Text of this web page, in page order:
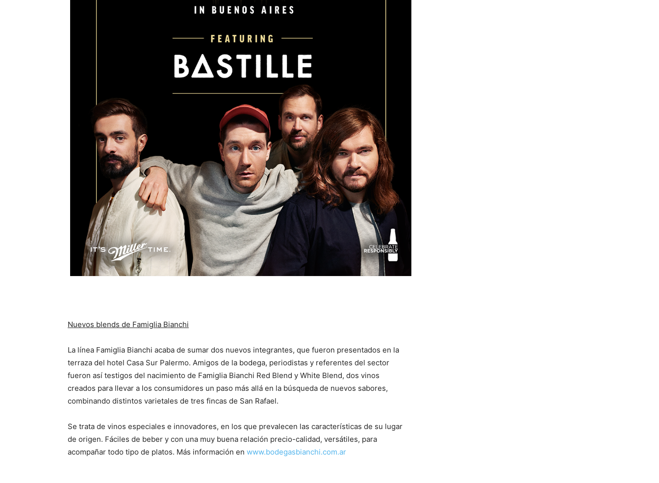
Nuevos blends de Famiglia Bianchi
La línea Famiglia Bianchi acaba de sumar dos nuevos integrantes, que fueron presentados en la
terraza del hotel Casa Sur Palermo. Amigos de la bodega, periodistas y referentes del sector
fueron así testigos del nacimiento de Famiglia Bianchi Red Blend y White Blend, dos vinos
creados para llevar a los consumidores un paso más allá en la búsqueda de nuevos sabores,
combinando distintos varietales de tres fincas de San Rafael.
Se trata de vinos especiales e innovadores, en los que prevalecen las características de su lugar
de origen. Fáciles de beber y con una muy buena relación precio-calidad, versátiles, para
acompañar todo tipo de platos. Más información en www.bodegasbianchi.com.ar